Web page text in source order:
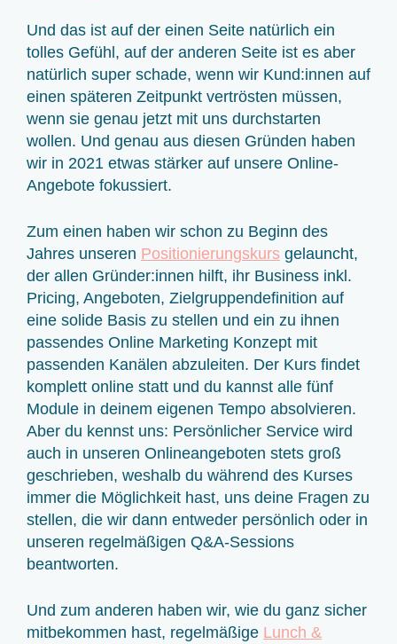
Und das ist auf der einen Seite natürlich ein
tolles Gefühl, auf der anderen Seite ist es aber
natürlich super schade, wenn wir Kund:innen auf
einen späteren Zeitpunkt vertrösten müssen,
wenn sie genau jetzt mit uns durchstarten
wollen. Und genau aus diesen Gründen haben
wir in 2021 etwas stärker auf unsere Online-
Angebote fokussiert.
Zum einen haben wir schon zu Beginn des
Jahres unseren Positionierungskurs gelauncht,
der allen Gründer:innen hilft, ihr Business inkl.
Pricing, Angeboten, Zielgruppendefinition auf
eine solide Basis zu stellen und ein zu ihnen
passendes Online Marketing Konzept mit
passenden Kanälen abzuleiten. Der Kurs findet
komplett online statt und du kannst alle fünf
Module in deinem eigenen Tempo absolvieren.
Aber du kennst uns: Persönlicher Service wird
auch in unseren Onlineangeboten stets groß
geschrieben, weshalb du während des Kurses
immer die Möglichkeit hast, uns deine Fragen zu
stellen, die wir dann entweder persönlich oder in
unseren regelmäßigen Q&A-Sessions
beantworten.
Und zum anderen haben wir, wie du ganz sicher
mitbekommen hast, regelmäßige Lunch &